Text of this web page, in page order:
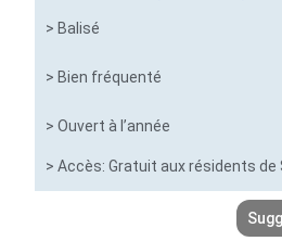
> Balisé
> Bien fréquenté
> Ouvert à l’année
> Accès: Gratuit aux résidents de